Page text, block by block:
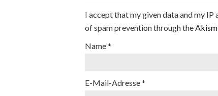
I accept that my given data and my IP
of spam prevention through the
Name*
E-Mail-Adresse*